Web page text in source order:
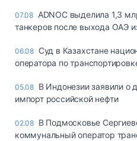
07.08 ADNOC выделила 1,3
танкеров после выхода ОАЭ
06.08 Суд в Казахстане
оператора по
05.08 В Индонезии заявили о
импорт российской нефти
02.08 В Подмосковье
коммунальный оператор